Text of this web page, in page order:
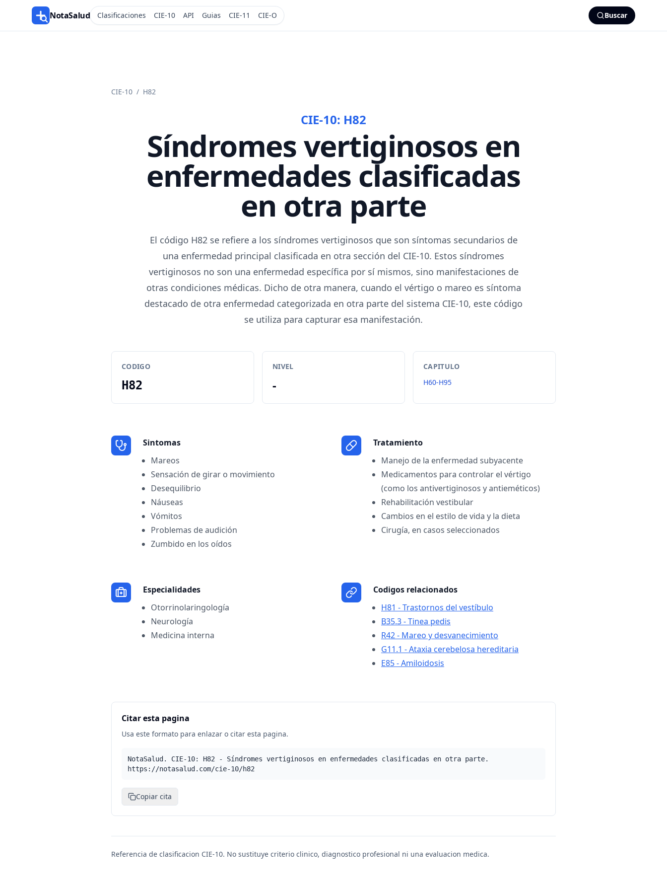
NotaSalud Clasificaciones CIE-10 API Guias CIE-11 CIE-O Buscar
CIE-10 / H82
CIE-10: H82
Síndromes vertiginosos en
enfermedades clasificadas
en otra parte
El código H82 se refiere a los síndromes vertiginosos que son síntomas secundarios de
una enfermedad principal clasificada en otra sección del CIE-10. Estos síndromes
vertiginosos no son una enfermedad específica por sí mismos, sino manifestaciones de
otras condiciones médicas. Dicho de otra manera, cuando el vértigo o mareo es síntoma
destacado de otra enfermedad categorizada en otra parte del sistema CIE-10, este código
se utiliza para capturar esa manifestación.
CODIGO
H82
NIVEL
-
CAPITULO
H60-H95
Sintomas
Mareos
Sensación de girar o movimiento
Desequilibrio
Náuseas
Vómitos
Problemas de audición
Zumbido en los oídos
Tratamiento
Manejo de la enfermedad subyacente
Medicamentos para controlar el vértigo
(como los antivertiginosos y antieméticos)
Rehabilitación vestibular
Cambios en el estilo de vida y la dieta
Cirugía, en casos seleccionados
Especialidades
Otorrinolaringología
Neurología
Medicina interna
Codigos relacionados
H81 - Trastornos del vestíbulo
B35.3 - Tinea pedis
R42 - Mareo y desvanecimiento
G11.1 - Ataxia cerebelosa hereditaria
E85 - Amiloidosis
Citar esta pagina
Usa este formato para enlazar o citar esta pagina.
NotaSalud. CIE-10: H82 - Síndromes vertiginosos en enfermedades clasificadas en otra parte.
https://notasalud.com/cie-10/h82
Copiar cita
Referencia de clasificacion CIE-10. No sustituye criterio clinico, diagnostico profesional ni una evaluacion medica.